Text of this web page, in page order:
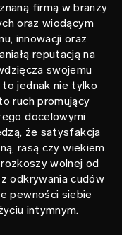
firmą w branży
oraz wiodącym
innowacji oraz
reputacją na
swojemu
jednak nie tylko
ruch promujący
docelowymi
że satysfakcja
rasą czy wiekiem.
wolnej od
odkrywania cudów
pewności siebie
intymnym.